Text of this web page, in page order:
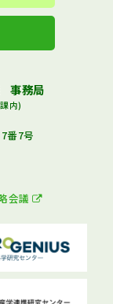
事務局
内)
番7号
会議